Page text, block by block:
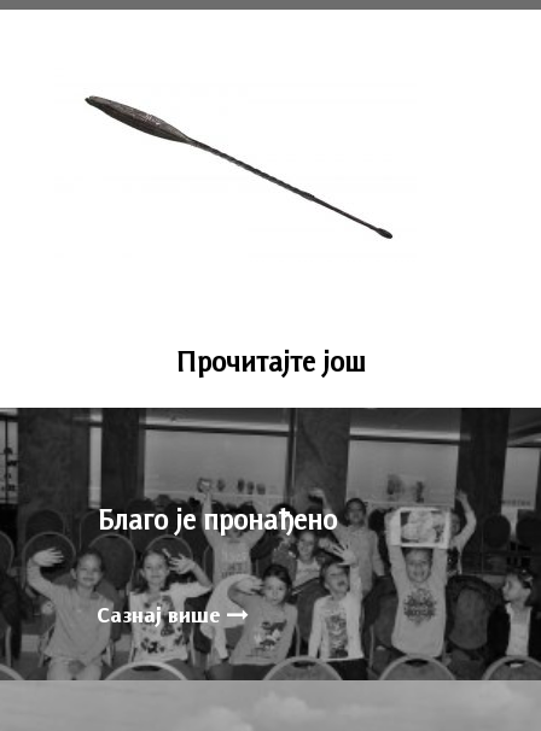
Прочитајте још
Благо је пронађено
Сазнај више